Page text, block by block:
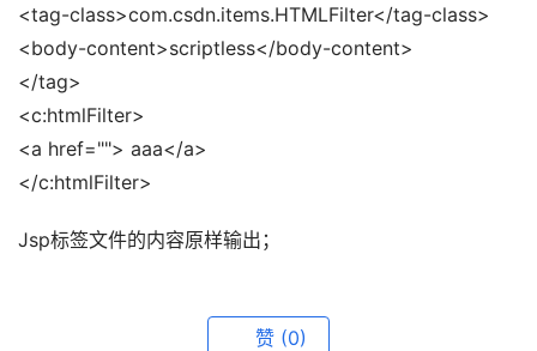
<tag-class>com.csdn.items.HTMLFilter</tag-class>
<body-content>scriptless</body-content>
</tag>
<c:htmlFilter>
<a href=""> aaa</a>
</c:htmlFilter>
Jsp标签文件的内容原样输出；
赞 (0)